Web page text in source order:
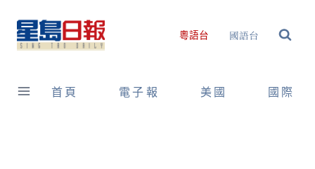
content
粵語台 國語台
首頁 電子報 美國 國際